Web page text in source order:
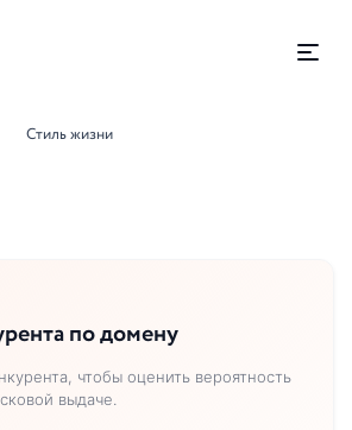
Стиль жизни
по домену
чтобы оценить вероятность
выдаче.